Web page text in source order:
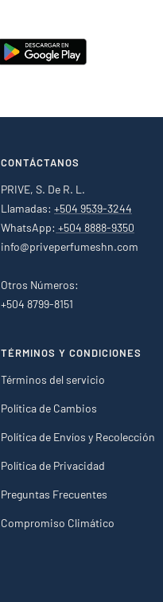
CONTÁCTANOS
PRIVE, S. De R. L.
Llamadas: +504 9539-3244
WhatsApp: +504 8888-9350
info@priveperfumeshn.com
Otros Números:
+504 8799-8151
TÉRMINOS Y CONDICIONES
Términos del servicio
Política de Cambios
Política de Envíos y Recolección
Política de Privacidad
Preguntas Frecuentes
Compromiso Climático